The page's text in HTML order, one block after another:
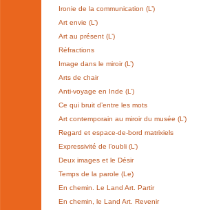
Ironie de la communication (L’)
Art envie (L’)
Art au présent (L’)
Réfractions
Image dans le miroir (L’)
Arts de chair
Anti-voyage en Inde (L’)
Ce qui bruit d’entre les mots
Art contemporain au miroir du musée (L’)
Regard et espace-de-bord matrixiels
Expressivité de l’oubli (L’)
Deux images et le Désir
Temps de la parole (Le)
En chemin. Le Land Art. Partir
En chemin, le Land Art. Revenir